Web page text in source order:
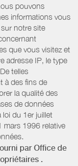
pouvons
informations vous
notre site
que vous visitez et
adresse IP, le type
telles
à des fins de
la qualité des
de données
du 1er juillet
mars 1996 relative
par Office de
.